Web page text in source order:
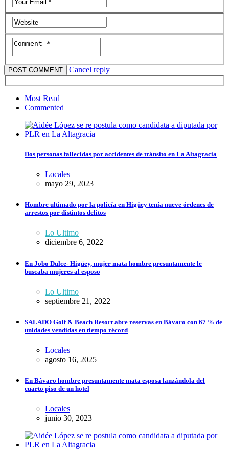
Cancel reply
Most Read
Commented
Dos personas fallecidas por accidentes de tránsito en La Altagracia
Locales
mayo 29, 2023
Hombre ultimado por la policía en Higüey tenía nueve órdenes de
arrestos por distintos delitos
Lo Ultimo
diciembre 6, 2022
En Jobo Dulce- Higüey, mujer mata hombre presuntamente le
buscaba mujeres al esposo
Lo Ultimo
septiembre 21, 2022
SALADO Golf & Beach Resort abre reservas en Bávaro con 67 % de
unidades vendidas en tiempo récord
Locales
agosto 16, 2025
En Bávaro hombre presuntamente mata esposa lanzándola del
cuarto piso de un hotel
Locales
junio 30, 2023